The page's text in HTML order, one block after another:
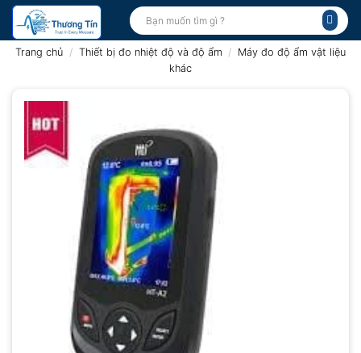
Bỏ
qua
nội
Tìm
kiếm:
Trang chủ / Thiết bị đo nhiệt độ và độ ẩm / Máy đo độ ẩm vật liệu
khác